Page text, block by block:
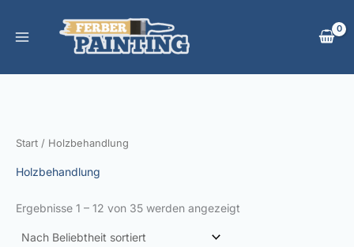
springen
Start / Holzbehandlung
Holzbehandlung
Ergebnisse 1 – 12 von 35 werden angezeigt